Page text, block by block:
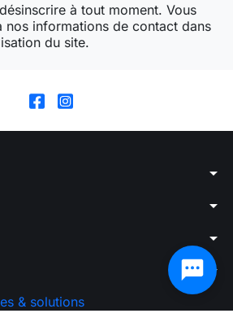
à tout moment. Vous
nos informations de contact dans
du site.
arrow_drop_down
arrow_drop_down
arrow_drop_down
arrow_drop_down
& solutions